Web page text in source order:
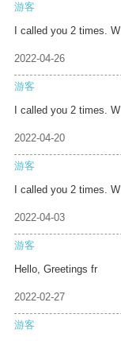
游客
I called you 2 times. W
2022-04-26
游客
I called you 2 times. W
2022-04-20
游客
I called you 2 times. W
2022-04-03
游客
Hello, Greetings fr
2022-02-27
游客